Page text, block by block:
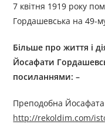
7 квітня 1919 року
Гордашевська на 49-
Більше про життя і
Йосафати
посиланнями: –
Преподобна
http://rekoldim.com/